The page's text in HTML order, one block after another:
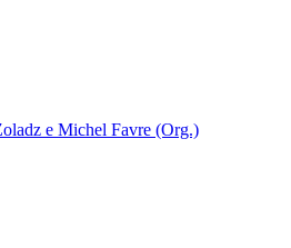
e Michel Favre (Org.)